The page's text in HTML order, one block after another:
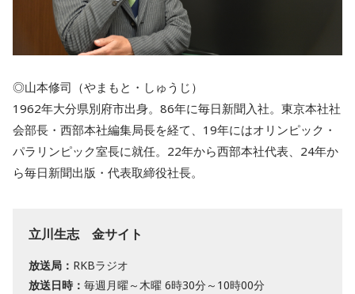
◎山本修司（やまもと・しゅうじ）
1962年大分県別府市出身。86年に毎日新聞入社。東京本社社
会部長・西部本社編集局長を経て、19年にはオリンピック・
パラリンピック室長に就任。22年から西部本社代表、24年か
ら毎日新聞出版・代表取締役社長。
立川生志 金サイト
放送局： RKBラジオ
放送日時： 毎週月曜～木曜 6時30分～10時00分